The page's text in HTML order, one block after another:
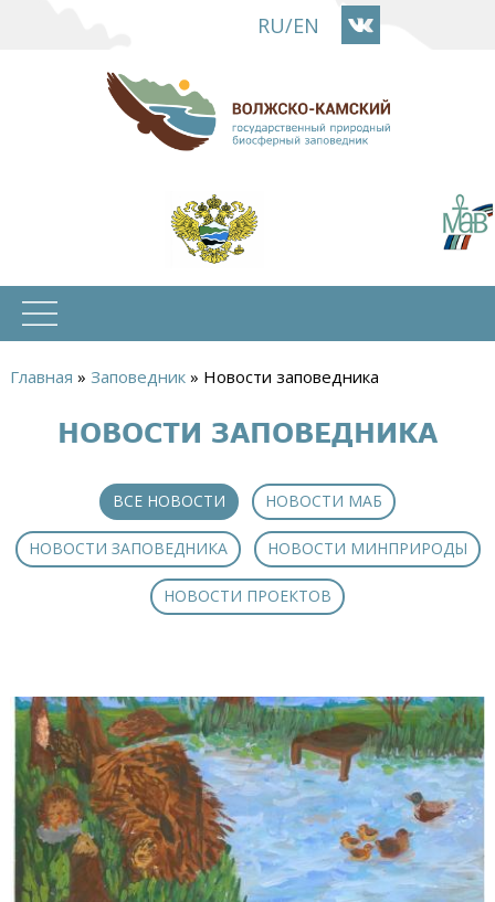
основному
содержанию
RU/EN
здесь
Главная » Заповедник» Новости заповедника
НОВОСТИ ЗАПОВЕДНИКА
ВСЕ НОВОСТИ НОВОСТИ MAБ
НОВОСТИ ЗАПОВЕДНИКА НОВОСТИ МИНПРИРОДЫ
НОВОСТИ ПРОЕКТОВ